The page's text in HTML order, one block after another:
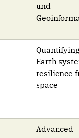
und
Quantifying
Earth
resilience
space
Advanced